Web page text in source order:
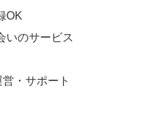
OK
いのサービス
・サポート